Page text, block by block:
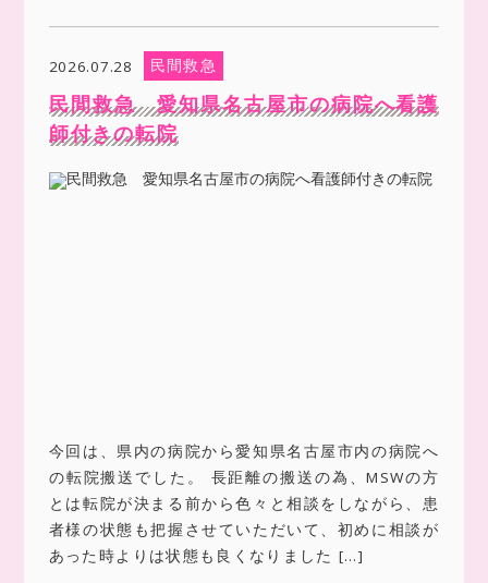
2026.07.28 民間救急
民間救急 愛知県名古屋市の病院へ看護
師付きの転院
今回は、県内の病院から愛知県名古屋市内の病院へ
の転院搬送でした。 長距離の搬送の為、MSWの方
とは転院が決まる前から色々と相談をしながら、患
者様の状態も把握させていただいて、初めに相談が
あった時よりは状態も良くなりました […]